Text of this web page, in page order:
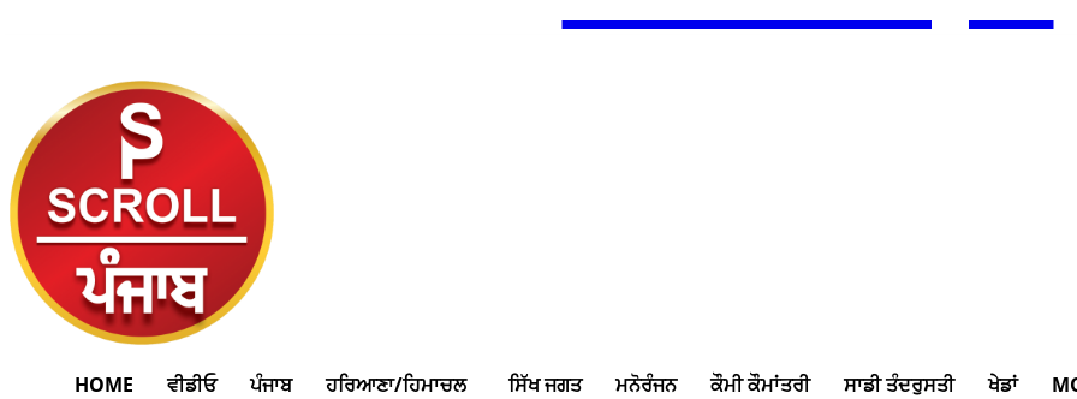
HOME ਵੀਡੀਓ ਪੰਜਾਬ ਹਰਿਆਣਾ/ਹਿਮਾਚਲ ਸਿੱਖ ਜਗਤ ਮਨੋਰੰਜਨ ਕੌਮੀ ਕੌਮਾਂਤਰੀ ਸਾਡੀ ਤੰਦਰੁਸਤੀ ਖੇਡਾਂ